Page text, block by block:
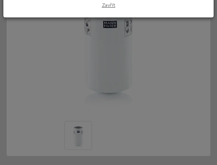
Zavřít